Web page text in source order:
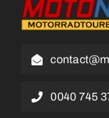
0040 745